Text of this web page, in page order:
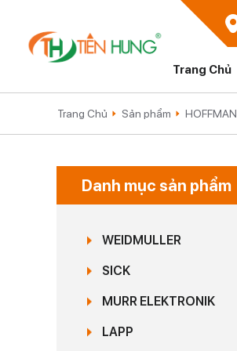
Trang Chủ
Trang Chủ Sản phẩm HOFFMAN
Danh mục sản phẩm
WEIDMULLER
SICK
MURR ELEKTRONIK
LAPP